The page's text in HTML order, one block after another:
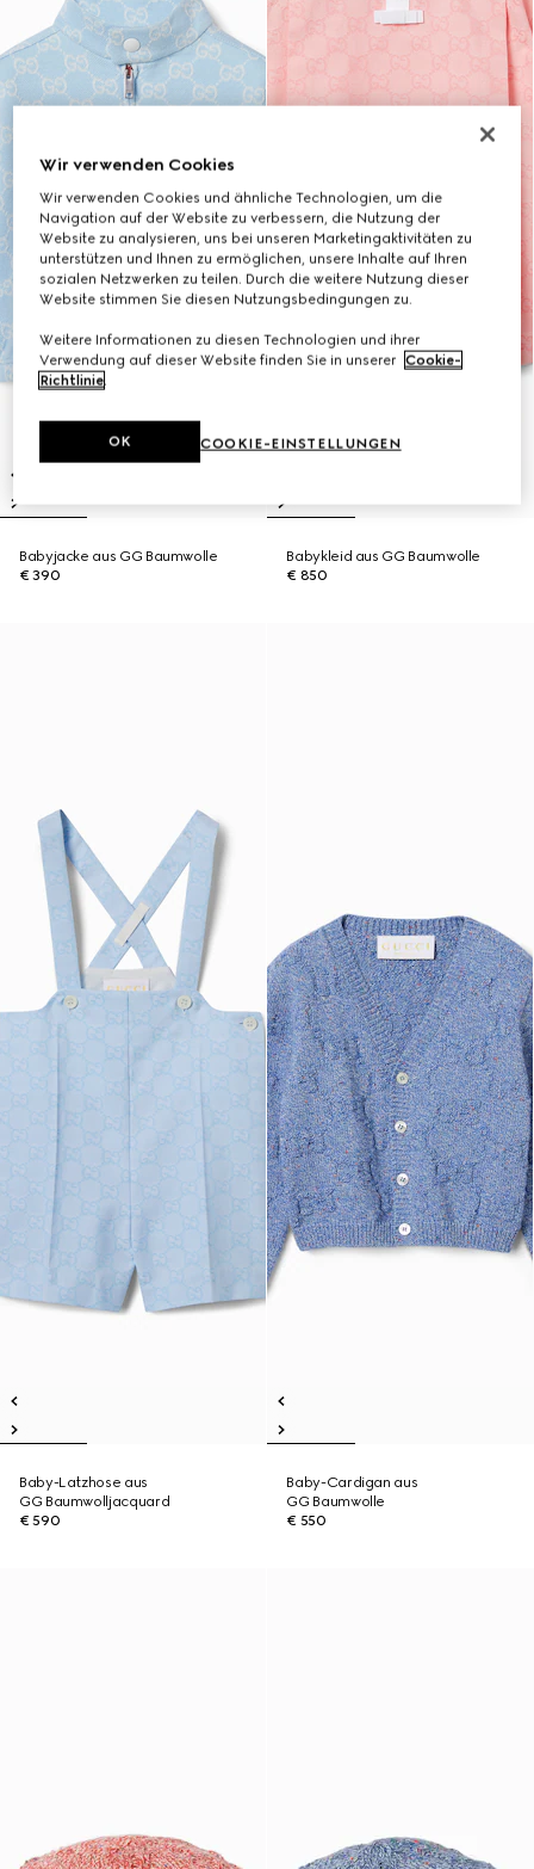
Babyjacke aus GG Baumwolle
€ 390
Babykleid aus GG Baumwolle
€ 850
Baby-Latzhose aus
GG Baumwolljacquard
€ 590
Baby-Cardigan aus
GG Baumwolle
€ 550
Wir verwenden Cookies
Wir verwenden Cookies und ähnliche Technologien, um die
Navigation auf der Website zu verbessern, die Nutzung der
Website zu analysieren, uns bei unseren Marketingaktivitäten zu
unterstützen und Ihnen zu ermöglichen, unsere Inhalte auf Ihren
sozialen Netzwerken zu teilen. Durch die weitere Nutzung dieser
Website stimmen Sie diesen Nutzungsbedingungen zu.
Weitere Informationen zu diesen Technologien und ihrer
Verwendung auf dieser Website finden Sie in unserer Cookie-
Richtlinie.
COOKIE-EINSTELLUNGEN
OK